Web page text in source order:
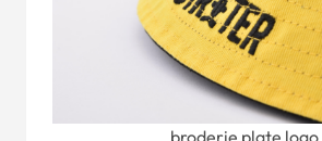
broderie plate logo